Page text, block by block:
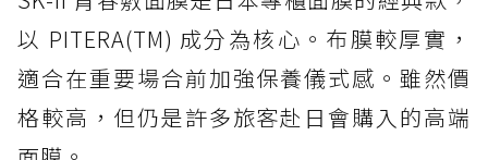
以 PITERA(TM) 成分為核心。布膜較厚實，
適合在重要場合前加強保養儀式感。雖然價
格較高，但仍是許多旅客赴日會購入的高端